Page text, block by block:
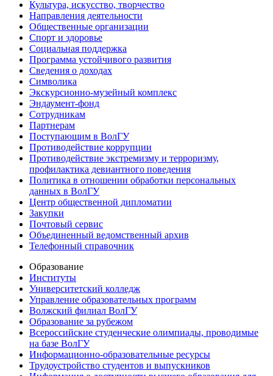
Культура, искусство, творчество
Направления деятельности
Общественные организации
Спорт и здоровье
Социальная поддержка
Программа устойчивого развития
Сведения о доходах
Символика
Экскурсионно-музейный комплекс
Эндаумент-фонд
Сотрудникам
Партнерам
Поступающим в ВолГУ
Противодействие коррупции
Противодействие экстремизму и терроризму,
профилактика девиантного поведения
Политика в отношении обработки персональных
данных в ВолГУ
Центр общественной дипломатии
Закупки
Почтовый сервис
Объединенный ведомственный архив
Телефонный справочник
Образование
Институты
Университетский колледж
Управление образовательных программ
Волжский филиал ВолГУ
Образование за рубежом
Всероссийские студенческие олимпиады, проводимые
на базе ВолГУ
Информационно-образовательные ресурсы
Трудоустройство студентов и выпускников